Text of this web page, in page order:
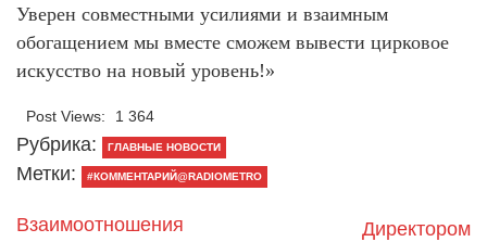
Уверен совместными усилиями и взаимным
обогащением мы вместе сможем вывести цирковое
искусство на новый уровень!»
Post Views: 1 364
Рубрика: ГЛАВНЫЕ НОВОСТИ
Метки: #КОММЕНТАРИЙ@RADIOMETRO
Взаимоотношения
Директором